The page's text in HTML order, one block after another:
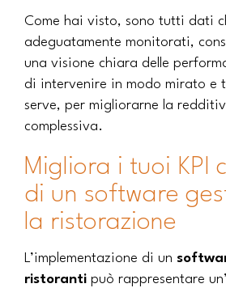
Come hai visto, sono tutti dati
adeguatamente monitorati,
una visione chiara delle
di intervenire in modo mirato e
serve, per migliorarne la
complessiva.
Migliora i tuoi KPI
di un software
la ristorazione
L’implementazione di un
ristoranti può rappresentare